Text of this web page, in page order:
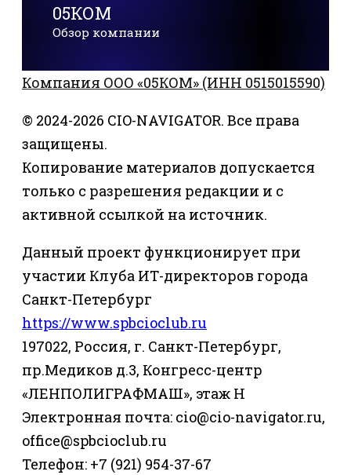
05КОМ
Обзор компании
Компания ООО «05КОМ» (ИНН 0515015590)
© 2024-2026 CIO-NAVIGATOR. Все права
защищены.
Копирование материалов допускается
только с разрешения редакции и с
активной ссылкой на источник.
Данный проект функционирует при
участии Клуба ИТ-директоров города
Санкт-Петербург
https://www.spbcioclub.ru
197022, Россия, г. Санкт-Петербург,
пр.Медиков д.3, Конгресс-центр
«ЛЕНПОЛИГРАФМАШ», этаж Н
Электронная почта: cio@cio-navigator.ru,
office@spbcioclub.ru
Телефон: +7 (921) 954-37-67